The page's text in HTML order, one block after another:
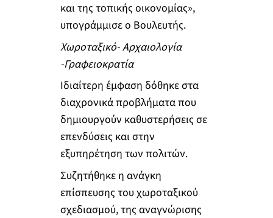
και της τοπικής οικονομίας»,
υπογράμμισε ο Βουλευτής.
Χωροταξικό- Αρχαιολογία
-Γραφειοκρατία
Ιδιαίτερη έμφαση δόθηκε στα
διαχρονικά προβλήματα που
δημιουργούν καθυστερήσεις σε
επενδύσεις και στην
εξυπηρέτηση των πολιτών.
Συζητήθηκε η ανάγκη
επίσπευσης του χωροταξικού
σχεδιασμού, της αναγνώρισης